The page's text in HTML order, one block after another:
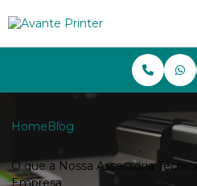
HomeBlog
O que a Nossa Assessoria
Empresa